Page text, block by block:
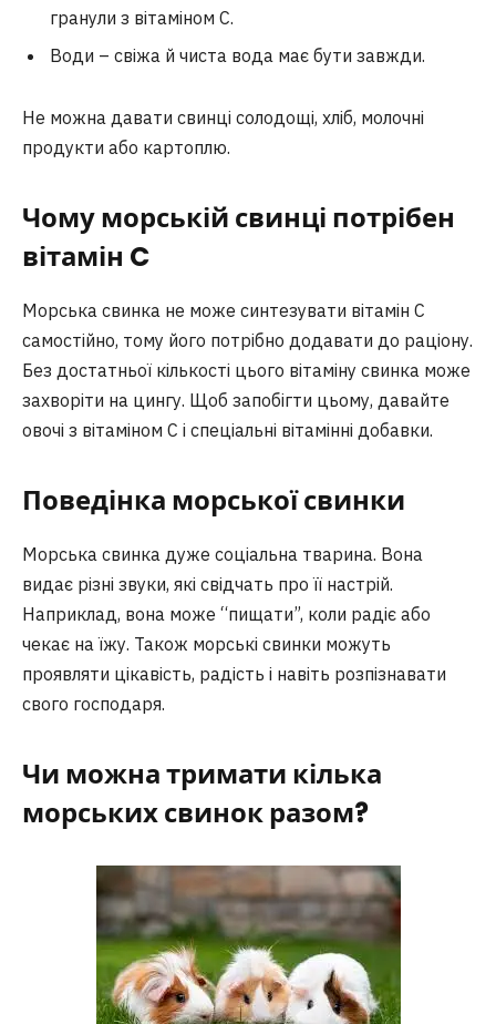
гранули з вітаміном C.
Води – свіжа й чиста вода має бути завжди.
Не можна давати свинці солодощі, хліб, молочні
продукти або картоплю.
Чому морській свинці потрібен
вітамін C
Морська свинка не може синтезувати вітамін C
самостійно, тому його потрібно додавати до раціону.
Без достатньої кількості цього вітаміну свинка може
захворіти на цингу. Щоб запобігти цьому, давайте
овочі з вітаміном C і спеціальні вітамінні добавки.
Поведінка морської свинки
Морська свинка дуже соціальна тварина. Вона
видає різні звуки, які свідчать про її настрій.
Наприклад, вона може “пищати”, коли радіє або
чекає на їжу. Також морські свинки можуть
проявляти цікавість, радість і навіть розпізнавати
свого господаря.
Чи можна тримати кілька
морських свинок разом?